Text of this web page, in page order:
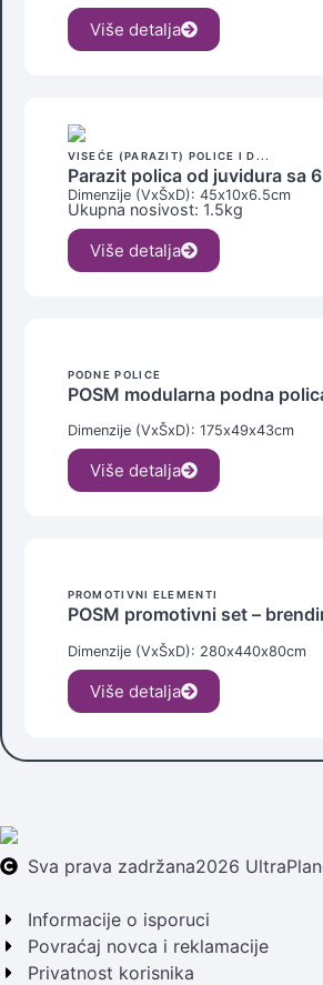
Više detalja
VISEĆE (PARAZIT) POLICE I D...
Parazit polica od juvidura sa
Dimenzije (VxŠxD): 45x10x6.5cm
Ukupna nosivost: 1.5kg
Više detalja
PODNE POLICE
POSM modularna podna
Dimenzije (VxŠxD): 175x49x43cm
Više detalja
PROMOTIVNI ELEMENTI
POSM promotivni set –
Dimenzije (VxŠxD): 280x440x80cm
Više detalja
Sva prava zadržana2026
Informacije o isporuci
Povraćaj novca i reklamacije
Privatnost korisnika